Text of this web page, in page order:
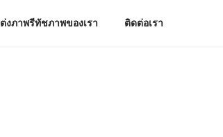
งภาพรีทัชภาพของเรา ติดต่อเรา